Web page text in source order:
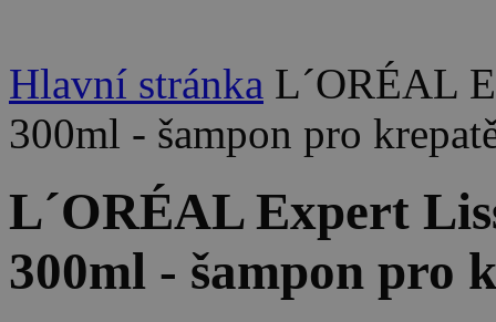
Hlavní stránka L´ORÉAL
300ml - šampon pro
L´ORÉAL Expert
300ml - šampon pro